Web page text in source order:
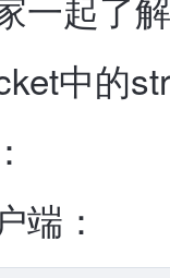
中的
：